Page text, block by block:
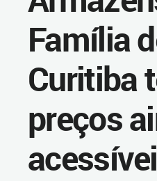
Família
Curitiba
preços